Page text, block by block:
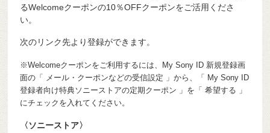
るWelcomeクーポンの10％OFFクーポンをご活用くださ
い。
次のリンク先より登録ができます。
※Welcomeクーポンをご利用するには、My Sony ID 新規登録画
面の「 メール・クーポンなどの受信設定 」から、「 My Sony ID
登録者向け特典ソニーストアの定期クーポン 」を「 希望する 」
にチェックを入れてください。
〈ソニーストア〉